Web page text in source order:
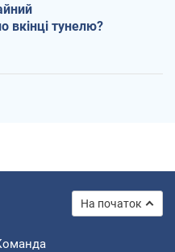
вкінці тунелю?
На початок